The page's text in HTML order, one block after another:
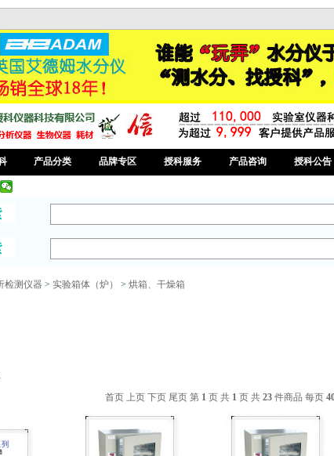
产品分类 品牌专区 授科服务 产品咨询 授科公告
检测仪器 > 实验箱体（炉） > 烘箱、干燥箱
首页 上页 下页 尾页 第 1 页 共 1 页 共 23 件商品 每页